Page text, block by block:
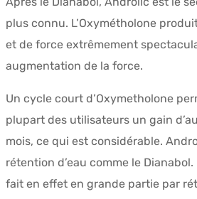
plus connu. L’Oxymétholone
et de force extrêmement
augmentation de la force.
Un cycle court d’Oxymetholone
plupart des utilisateurs un gain
mois, ce qui est considérable.
rétention d’eau comme le
fait en effet en grande partie par